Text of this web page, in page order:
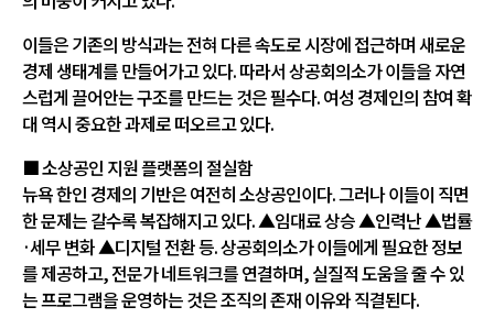
이들은 기존의 방식과는 전혀 다른 속도로 시장에 접근하며 새로운
경제 생태계를 만들어가고 있다. 따라서 상공회의소가 이들을 자연
스럽게 끌어안는 구조를 만드는 것은 필수다. 여성 경제인의 참여 확
대 역시 중요한 과제로 떠오르고 있다.
■ 소상공인 지원 플랫폼의 절실함
뉴욕 한인 경제의 기반은 여전히 소상공인이다. 그러나 이들이 직면
한 문제는 갈수록 복잡해지고 있다. ▲임대료 상승 ▲인력난 ▲법률
·세무 변화 ▲디지털 전환 등. 상공회의소가 이들에게 필요한 정보
를 제공하고, 전문가 네트워크를 연결하며, 실질적 도움을 줄 수 있
는 프로그램을 운영하는 것은 조직의 존재 이유와 직결된다.